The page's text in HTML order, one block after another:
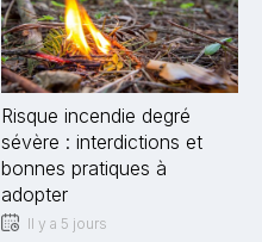
Risque incendie degré
sévère : interdictions et
bonnes pratiques à
adopter
Il y a 5 jours